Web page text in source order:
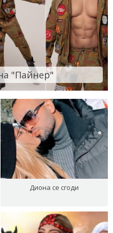
"Пайнер"
Диона се сгоди